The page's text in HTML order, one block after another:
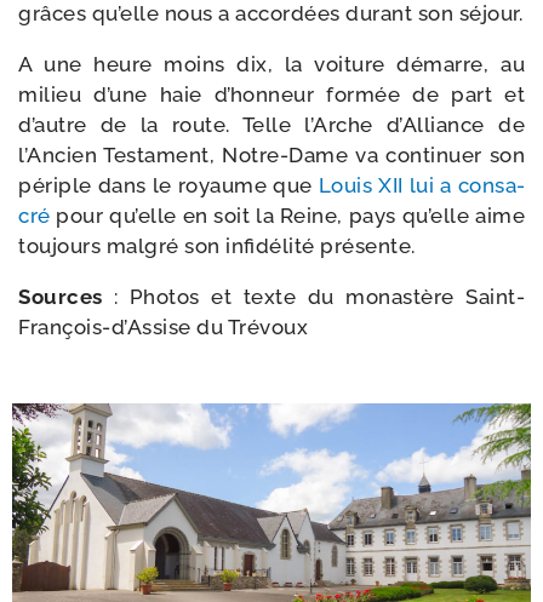
grâces qu’elle nous a accor­dées durant son séjour.
A une heure moins dix, la voi­ture démarre, au
milieu d’une haie d’hon­neur for­mée de part et
d’autre de la route. Telle l’Arche d’Alliance de
l’Ancien Testament, Notre-​Dame va conti­nuer son
périple dans le royaume que Louis XII lui a consa­
cré pour qu’elle en soit la Reine, pays qu’elle aime
tou­jours mal­gré son infi­dé­li­té présente.
Sources : Photos et texte du monas­tère Saint-​
François-​d’Assise du Trévoux